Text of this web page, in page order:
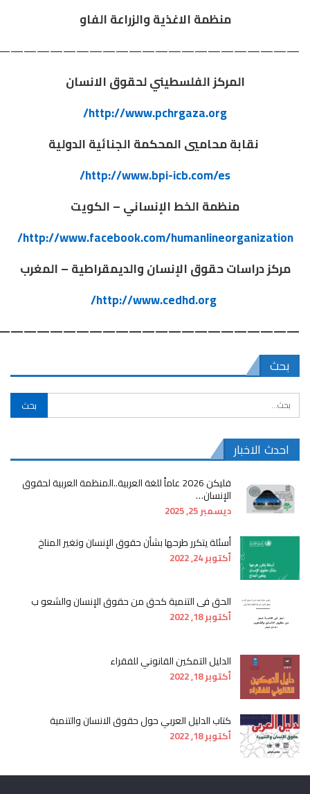
منظمة الاغذية والزراعة الفاو
المركز الفلسطيني لحقوق الانسان
http://www.pchrgaza.org/
نقابة محاميي المحكمة الجنائية الدولية
http://www.bpi-icb.com/es/
منظمة الخط الإنساني – الكويت
http://www.facebook.com/humanlineorganization/
مركز دراسات حقوق الإنسان والديمقراطية – المغرب
بحث
احدث الاخبار
فليكن 2026 عاماً للغة العربية..المنظمة العربية لحقوق
الإنسان…
ديسمبر 25, 2025
أسئلة يتكرر طرحها بشأن حقوق الإنسان وتغير المناخ
أكتوبر 24, 2022
الحق فى التنمية كحق من حقوق الإنسان والشعو ب
أكتوبر 18, 2022
الدليل التمكين القانوني للفقراء
أكتوبر 18, 2022
كتاب الدليل العربي حول حقوق الانسان والتنمية
أكتوبر 18, 2022